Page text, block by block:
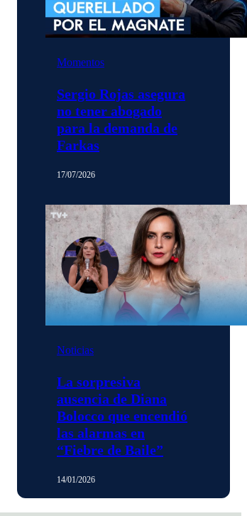
Momentos
Sergio Rojas asegura
no tener abogado
para la demanda de
Farkas
17/07/2026
Noticias
La sorpresiva
ausencia de Diana
Bolocco que encendió
las alarmas en
“Fiebre de Baile”
14/01/2026